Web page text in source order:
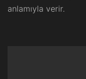
anlamıyla verir.